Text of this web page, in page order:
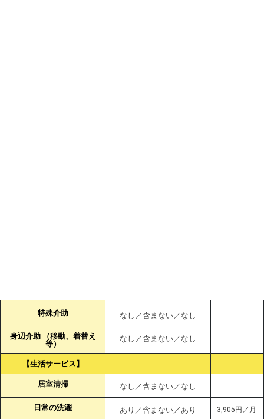
特殊介助 なし／含まない／なし
身辺介助 （移動、着替え
等）
なし／含まない／なし
【生活サービス】
居室清掃 なし／含まない／なし
日常の洗濯 あり／含まない／あり 3,905円／月